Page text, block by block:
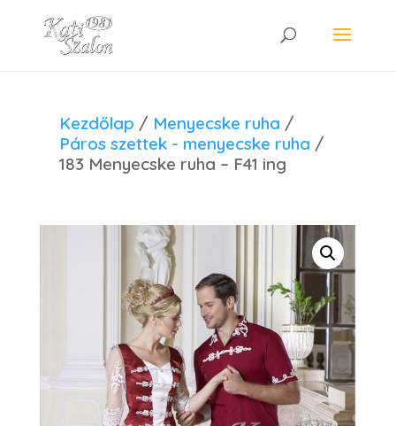
Kezdőlap / Menyecske ruha /
Páros szettek - menyecske ruha /
183 Menyecske ruha – F41 ing